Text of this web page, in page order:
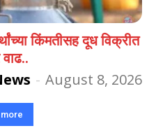
किंमतीसह दूध विक्रीत
वाढ..
- August 8, 2026